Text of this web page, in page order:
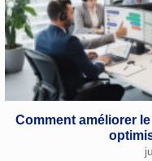
Comment améliorer